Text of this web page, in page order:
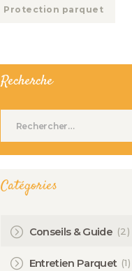
Protection parquet
Recherche
Catégories
Conseils & Guide (2)
Entretien Parquet (1)